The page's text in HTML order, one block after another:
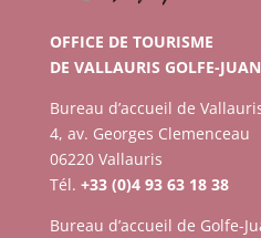
OFFICE DE TOURISME
DE VALLAURIS GOLFE-JUAN
Bureau d’accueil de
4, av. Georges Clemenceau
06220 Vallauris
Tél. +33 (0)4 93 63 18 38
Bureau d’accueil de Golfe-